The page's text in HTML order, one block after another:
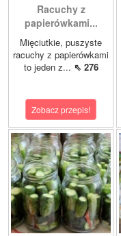
Racuchy z
papierówkami...
Mięciutkie, puszyste
racuchy z papierówkami
to jeden z... ⇖ 276
Zobacz przepis!